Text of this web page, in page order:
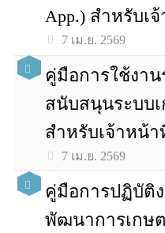
App.) สำหรับเ
7 เม.ย. 2569
คู่มือการใช้งาน
สนับสนุนระบบ
สำหรับเจ้าหน้า
7 เม.ย. 2569
คู่มือการปฏิบัติ
พัฒนาการเกษ